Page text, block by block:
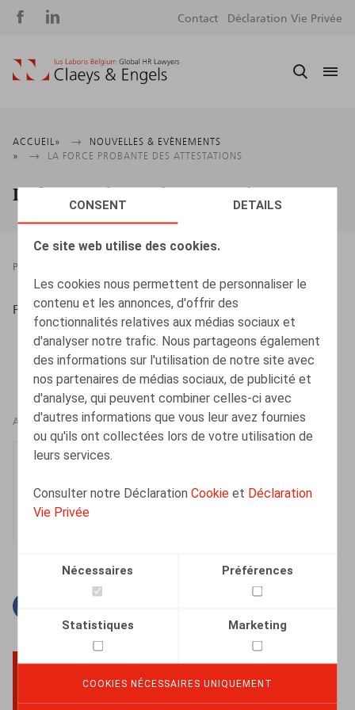
CONSENT DETAILS
Ce site web utilise des cookies.
Les cookies nous permettent de personnaliser le
contenu et les annonces, d'offrir des
fonctionnalités relatives aux médias sociaux et
d'analyser notre trafic. Nous partageons également
des informations sur l'utilisation de notre site avec
nos partenaires de médias sociaux, de publicité et
d'analyse, qui peuvent combiner celles-ci avec
d'autres informations que vous leur avez fournies
ou qu'ils ont collectées lors de votre utilisation de
leurs services.
Consulter notre DéclarationCookie et Déclaration
Vie Privée
Nécessaires Préférences
Statistiques Marketing
COOKIES NÉCESSAIRES UNIQUEMENT
Social
Contact Déclaration Vie Privée
Fil
ACCUEIL
NOUVELLES & EVÈNEMENTS
LA FORCE PROBANTE DES ATTESTATIONS
La force probante des attestations
PRESSROOM
Flahaut, T., HR.square, mai – juin 2021, p. 79
AUTEURS